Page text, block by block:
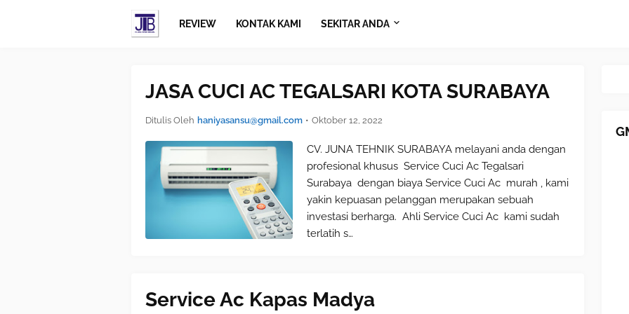
REVIEW KONTAK KAMI SEKITAR ANDA
JASA CUCI AC TEGALSARI KOTA SURABAYA
Ditulis Oleh haniyasansu@gmail.com • Oktober 12, 2022
CV. JUNA TEHNIK SURABAYA melayani anda dengan
profesional khusus Service Cuci Ac Tegalsari
Surabaya dengan biaya Service Cuci Ac murah , kami
yakin kepuasan pelanggan merupakan sebuah
investasi berharga. Ahli Service Cuci Ac kami sudah
terlatih s…
Service Ac Kapas Madya